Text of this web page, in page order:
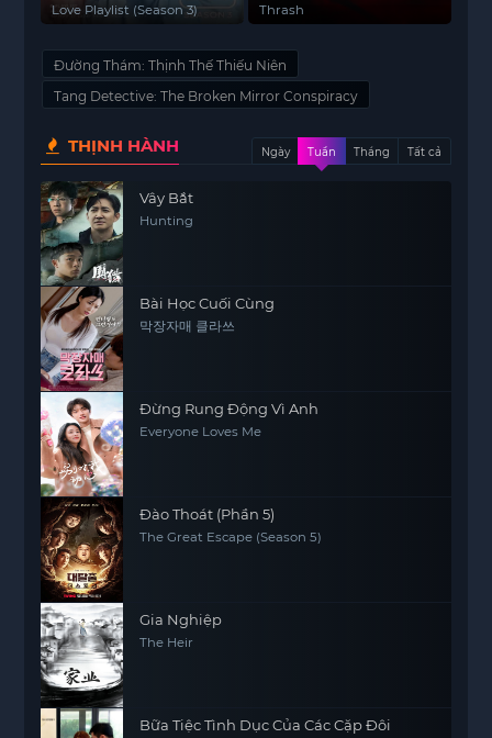
Love Playlist (Season 3) Thrash
Đường Thám: Thịnh Thế Thiếu Niên
Tang Detective: The Broken Mirror Conspiracy
THỊNH HÀNH Ngày Tuần Tháng Tất cả
Vây Bắt
Hunting
Bài Học Cuối Cùng
막장자매 클라쓰
Đừng Rung Động Vì Anh
Everyone Loves Me
Đào Thoát (Phần 5)
The Great Escape (Season 5)
Gia Nghiệp
The Heir
Bữa Tiệc Tình Dục Của Các Cặp Đôi